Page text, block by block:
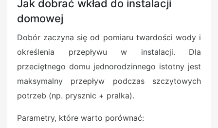
Jak dobrać wkład do instalacji
domowej
Dobór zaczyna się od pomiaru twardości wody i
określenia przepływu w instalacji. Dla
przeciętnego domu jednorodzinnego istotny jest
maksymalny przepływ podczas szczytowych
potrzeb (np. prysznic + pralka).
Parametry, które warto porównać: